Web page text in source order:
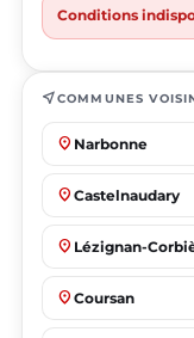
Conditions
near_meCOMMUNES
place Narbonne
place Castelnaudary
place Lézignan-
place Coursan